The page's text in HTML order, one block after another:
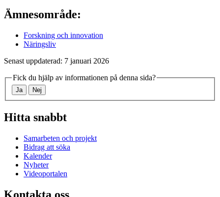
Ämnesområde:
Forskning och innovation
Näringsliv
Senast uppdaterad: 7 januari 2026
Fick du hjälp av informationen på denna sida?
Ja Nej
Hitta snabbt
Samarbeten och projekt
Bidrag att söka
Kalender
Nyheter
Videoportalen